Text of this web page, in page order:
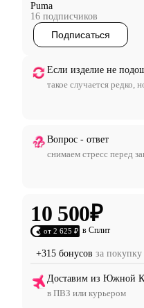
Puma
16 подписчиков
Подписаться
Если изделие не
такое случается редко,
Вопрос - ответ
снимаем стресс перед
10 500₽
от 2 625 ₽ в Сплит
+315 бонусов за покупку
Доставим из Южной
в ПВЗ или курьером